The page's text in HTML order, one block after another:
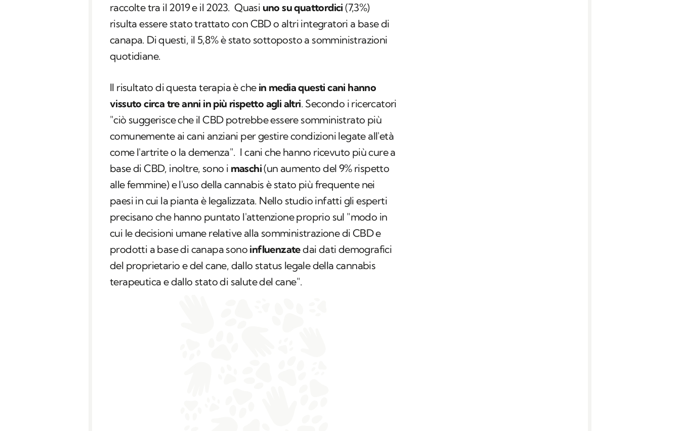
raccolte tra il 2019 e il 2023. Quasi uno su quattordici (7,3%)
risulta essere stato trattato con CBD o altri integratori a base di
canapa. Di questi, il 5,8% è stato sottoposto a somministrazioni
quotidiane.
Il risultato di questa terapia è che in media questi cani hanno
vissuto circa tre anni in più rispetto agli altri. Secondo i ricercatori
"ciò suggerisce che il CBD potrebbe essere somministrato più
comunemente ai cani anziani per gestire condizioni legate all'età
come l'artrite o la demenza". I cani che hanno ricevuto più cure a
base di CBD, inoltre, sono i maschi(un aumento del 9% rispetto
alle femmine) e l'uso della cannabis è stato più frequente nei
paesi in cui la pianta è legalizzata. Nello studio infatti gli esperti
precisano che hanno puntato l'attenzione proprio sul "modo in
cui le decisioni umane relative alla somministrazione di CBD e
prodotti a base di canapa sono influenzatedai dati demografici
del proprietario e del cane, dallo status legale della cannabis
terapeutica e dallo stato di salute del cane".